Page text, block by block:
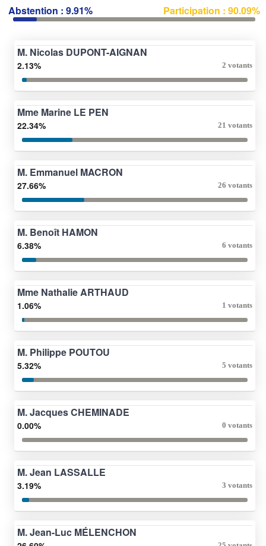
Abstention : 9.91% Participation : 90.09%
M. Nicolas DUPONT-AIGNAN
2.13% 2 votants
Mme Marine LE PEN
22.34% 21 votants
M. Emmanuel MACRON
27.66% 26 votants
M. Benoît HAMON
6.38% 6 votants
Mme Nathalie ARTHAUD
1.06% 1 votants
M. Philippe POUTOU
5.32% 5 votants
M. Jacques CHEMINADE
0.00% 0 votants
M. Jean LASSALLE
3.19% 3 votants
M. Jean-Luc MÉLENCHON